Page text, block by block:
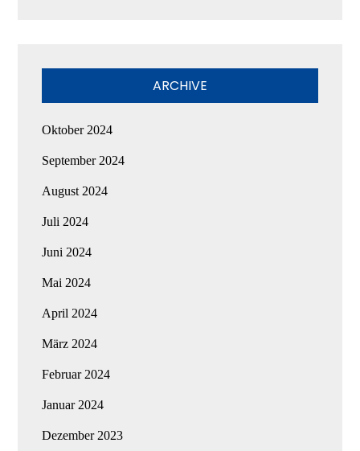
ARCHIVE
Oktober 2024
September 2024
August 2024
Juli 2024
Juni 2024
Mai 2024
April 2024
März 2024
Februar 2024
Januar 2024
Dezember 2023